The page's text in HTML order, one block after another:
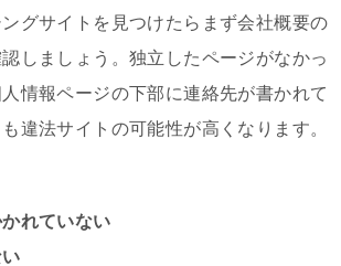
グサイトを見つけたらまず会社概要の
しましょう。独立したページがなかっ
情報ページの下部に連絡先が書かれて
違法サイトの可能性が高くなります。
れていない